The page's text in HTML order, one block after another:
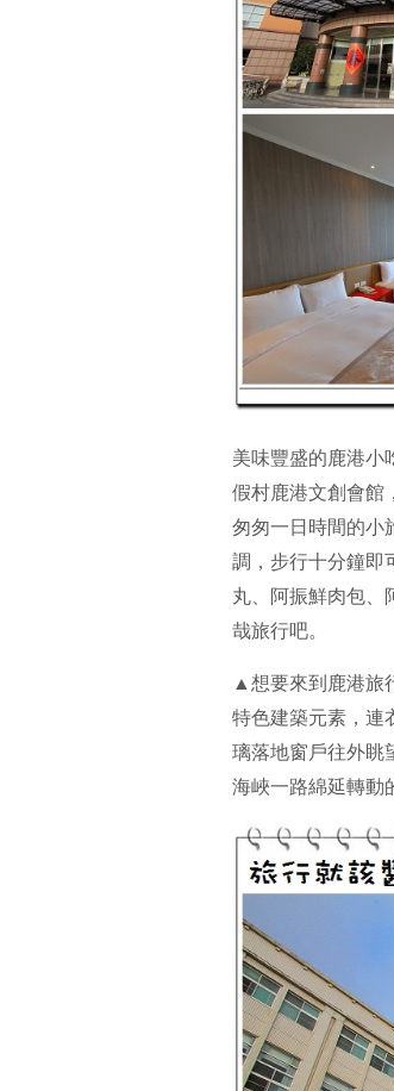
美味豐盛的鹿港小
假村鹿港文創會館
匆匆一日時間的小
調，步行十分鐘即
丸、阿振鮮肉包、
哉旅行吧。
▲想要來到鹿港旅
特色建築元素，連
璃落地窗戶往外眺
海峽一路綿延轉動